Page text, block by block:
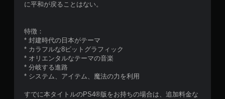
に平和が戻ることはない。
特徴：
* 封建時代の日本がテーマ
* カラフルな8ビットグラフィック
* オリエンタルなテーマの音楽
* 分岐する進路
* システム、アイテム、魔法の力を利用
すでに本タイトルのPS4®版をお持ちの場合は、追加料金な